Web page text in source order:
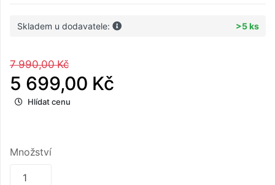
Skladem u dodavatele: >5 ks
7 990,00 Kč
5 699,00 Kč
Hlídat cenu
Množství